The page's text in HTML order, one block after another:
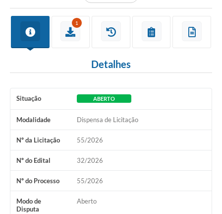
1
Detalhes
Situação ABERTO
Modalidade Dispensa de Licitação
Nº da Licitação 55/2026
Nº do Edital 32/2026
Nº do Processo 55/2026
Modo de
Disputa
Aberto